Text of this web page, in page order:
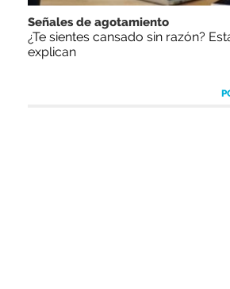
Señales de agotamiento
¿Te sientes cansado sin razón?
explican